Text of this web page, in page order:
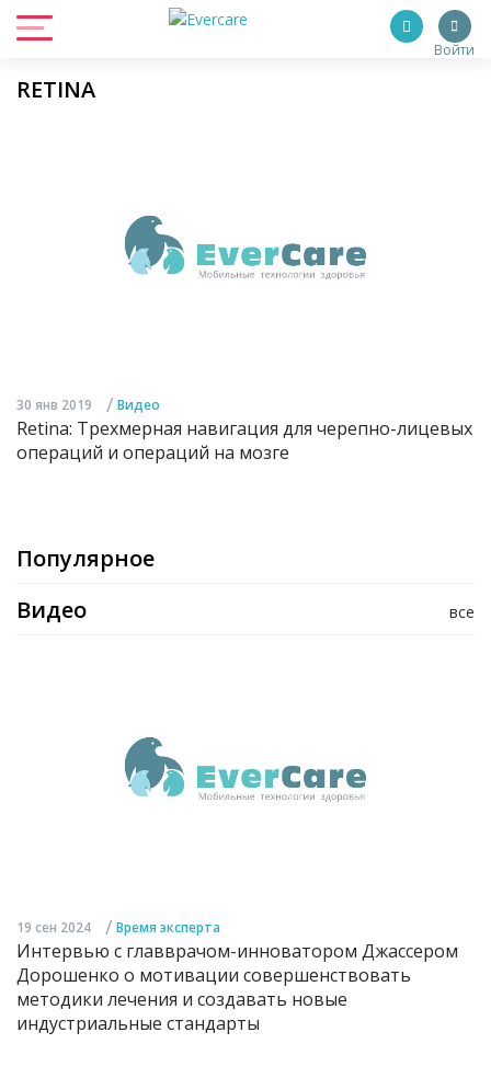
Войти
RETINA
30 янв 2019 / Видео
Retina: Трехмерная навигация для черепно-лицевых
операций и операций на мозге
Популярное
все
Видео
19 сен 2024 / Время эксперта
Интервью с главврачом-инноватором Джассером
Дорошенко о мотивации совершенствовать
методики лечения и создавать новые
индустриальные стандарты